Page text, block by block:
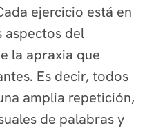
ejercicio está en
aspectos del
la apraxia que
Es decir, todos
amplia repetición,
de palabras y